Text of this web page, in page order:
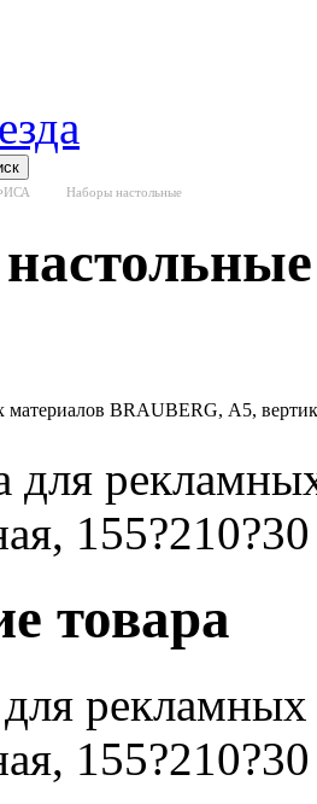
Наборы настольные
материалов BRAUBERG, А5,
товара
для